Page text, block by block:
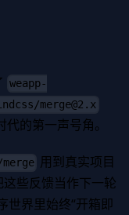
weapp-
merge@2.x
代的第一声号角。
用到真实项目
些反馈当作下一轮
世界里始终“开箱即